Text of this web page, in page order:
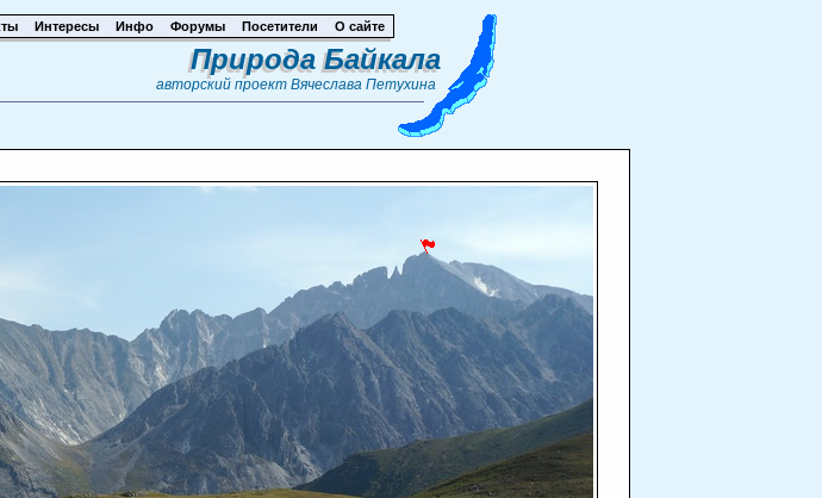
Интересы Инфо Форумы Посетители О сайте
Природа Байкала
авторский проект Вячеслава Петухина